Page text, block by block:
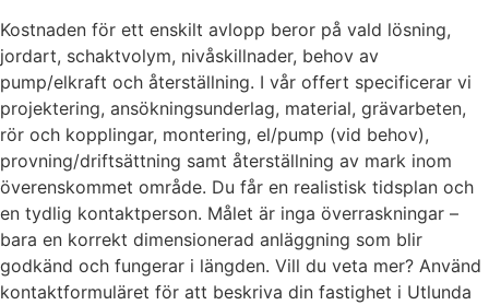
Kostnaden för ett enskilt avlopp beror på vald lösning,
jordart, schaktvolym, nivåskillnader, behov av
pump/elkraft och återställning. I vår offert specificerar vi
projektering, ansökningsunderlag, material, grävarbeten,
rör och kopplingar, montering, el/pump (vid behov),
provning/driftsättning samt återställning av mark inom
överenskommet område. Du får en realistisk tidsplan och
en tydlig kontaktperson. Målet är inga överraskningar –
bara en korrekt dimensionerad anläggning som blir
godkänd och fungerar i längden. Vill du veta mer? Använd
kontaktformuläret för att beskriva din fastighet i Utlunda